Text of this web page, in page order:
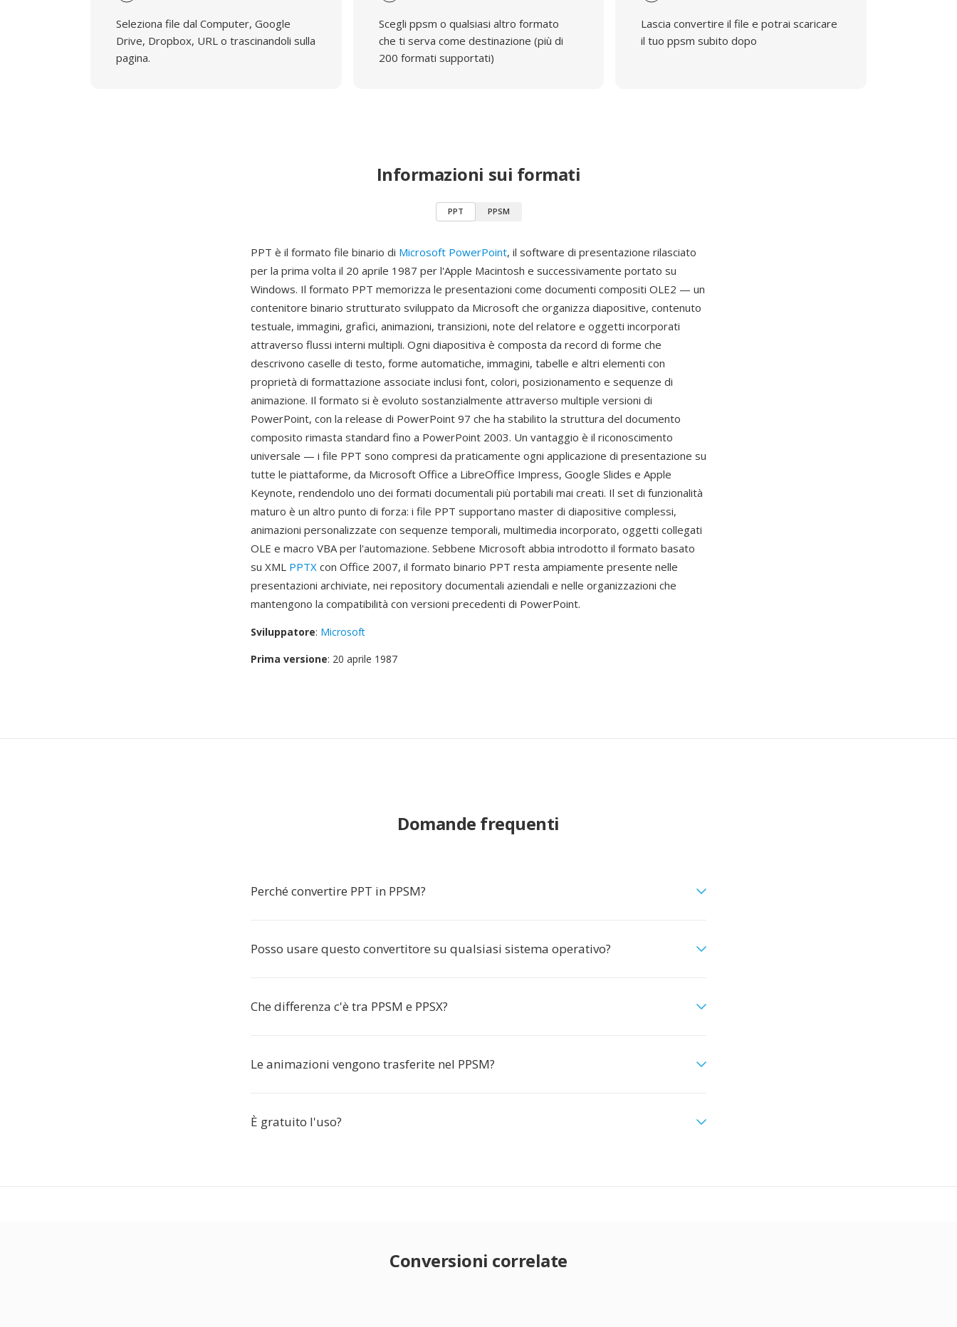
Seleziona file dal Computer, Google
Drive, Dropbox, URL o trascinandoli sulla
pagina.
Scegli ppsm o qualsiasi altro formato
che ti serva come destinazione (più di
200 formati supportati)
Lascia convertire il file e potrai scaricare
il tuo ppsm subito dopo
Informazioni sui formati
PPT PPSM
PPT è il formato file binario di Microsoft PowerPoint, il software di presentazione rilasciato
per la prima volta il 20 aprile 1987 per l'Apple Macintosh e successivamente portato su
Windows. Il formato PPT memorizza le presentazioni come documenti compositi OLE2 — un
contenitore binario strutturato sviluppato da Microsoft che organizza diapositive, contenuto
testuale, immagini, grafici, animazioni, transizioni, note del relatore e oggetti incorporati
attraverso flussi interni multipli. Ogni diapositiva è composta da record di forme che
descrivono caselle di testo, forme automatiche, immagini, tabelle e altri elementi con
proprietà di formattazione associate inclusi font, colori, posizionamento e sequenze di
animazione. Il formato si è evoluto sostanzialmente attraverso multiple versioni di
PowerPoint, con la release di PowerPoint 97 che ha stabilito la struttura del documento
composito rimasta standard fino a PowerPoint 2003. Un vantaggio è il riconoscimento
universale — i file PPT sono compresi da praticamente ogni applicazione di presentazione su
tutte le piattaforme, da Microsoft Office a LibreOffice Impress, Google Slides e Apple
Keynote, rendendolo uno dei formati documentali più portabili mai creati. Il set di funzionalità
maturo è un altro punto di forza: i file PPT supportano master di diapositive complessi,
animazioni personalizzate con sequenze temporali, multimedia incorporato, oggetti collegati
OLE e macro VBA per l'automazione. Sebbene Microsoft abbia introdotto il formato basato
su XML PPTX con Office 2007, il formato binario PPT resta ampiamente presente nelle
presentazioni archiviate, nei repository documentali aziendali e nelle organizzazioni che
mantengono la compatibilità con versioni precedenti di PowerPoint.
Sviluppatore: Microsoft
Prima versione: 20 aprile 1987
Domande frequenti
Perché convertire PPT in PPSM?
Posso usare questo convertitore su qualsiasi sistema operativo?
Che differenza c'è tra PPSM e PPSX?
Le animazioni vengono trasferite nel PPSM?
È gratuito l'uso?
Conversioni correlate